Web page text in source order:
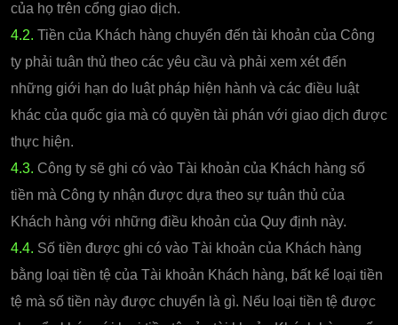
của họ trên cổng giao dịch.
4.2. Tiền của Khách hàng chuyển đến tài khoản của Công
ty phải tuân thủ theo các yêu cầu và phải xem xét đến
những giới hạn do luật pháp hiện hành và các điều luật
khác của quốc gia mà có quyền tài phán với giao dịch được
thực hiện.
4.3. Công ty sẽ ghi có vào Tài khoản của Khách hàng số
tiền mà Công ty nhận được dựa theo sự tuân thủ của
Khách hàng với những điều khoản của Quy định này.
4.4. Số tiền được ghi có vào Tài khoản của Khách hàng
bằng loại tiền tệ của Tài khoản Khách hàng, bất kể loại tiền
tệ mà số tiền này được chuyển là gì. Nếu loại tiền tệ được